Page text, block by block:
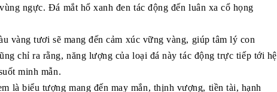
ngực. Đá mắt hổ xanh đen tác động đến luân xa cổ họng
vàng tươi sẽ mang đến cảm xúc vững vàng, giúp tâm lý con
chỉ ra rằng, năng lượng của loại đá này tác động trực tiếp tới hệ
minh mẫn.
là biểu tượng mang đến may mắn, thịnh vượng, tiền tài, hạnh